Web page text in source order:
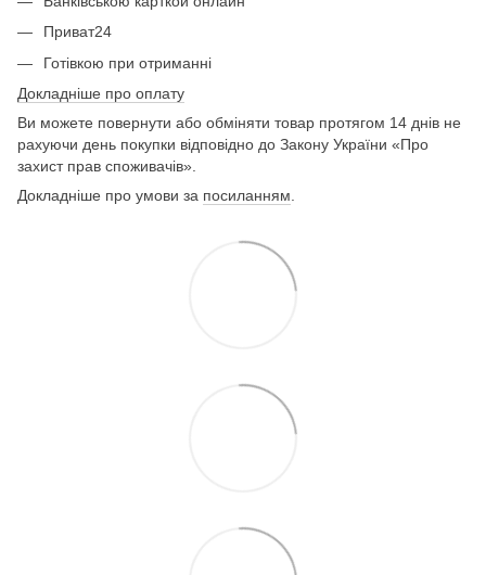
Приват24
Готівкою при отриманні
Докладніше про оплату
Ви можете повернути або обміняти товар протягом 14 днів не
рахуючи день покупки відповідно до Закону України «Про
захист прав споживачів».
Докладніше про умови за посиланням